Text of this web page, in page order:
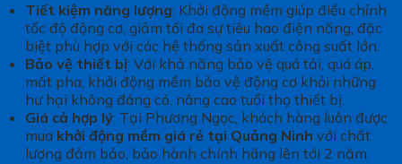
Tiết kiệm năng lượng: Khởi động mềm giúp điều chỉnh
tốc độ động cơ, giảm tối đa sự tiêu hao điện năng, đặc
biệt phù hợp với các hệ thống sản xuất công suất lớn.
Bảo vệ thiết bị: Với khả năng bảo vệ quá tải, quá áp,
mất pha, khởi động mềm bảo vệ động cơ khỏi những
hư hại không đáng có, nâng cao tuổi thọ thiết bị.
Giá cả hợp lý: Tại Phương Ngọc, khách hàng luôn được
mua khởi động mềm giá rẻ tại Quảng Ninh với chất
lượng đảm bảo, bảo hành chính hãng lên tới 2 năm.